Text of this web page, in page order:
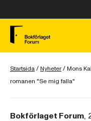
Startsida/Nyheter/Mons
romanen "Se mig falla"
Bokförlaget Forum,